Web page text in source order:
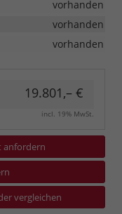
vorhanden
vorhanden
vorhanden
19.801,– €
incl. 19% MwSt.
anfordern
vergleichen